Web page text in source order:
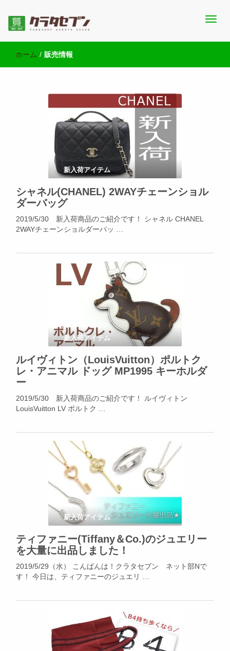
池袋の質屋クラタセブン 公式BLOG
績・販売商品情報や雑記をお届けします。
ホーム / 販売情報
新入荷アイテム
シャネル(CHANEL) 2WAYチェーンショル
ダーバッグ
2019/5/30 新入荷商品のご紹介です！ シャネル CHANEL
2WAYチェーンショルダーバッ …
新入荷アイテム
ルイヴィトン（LouisVuitton）ポルトク
レ・アニマル ドッグ MP1995 キーホルダ
ー
2019/5/30 新入荷商品のご紹介です！ ルイヴィトン
LouisVuitton LV ポルトク …
新入荷アイテム
ティファニー(Tiffany＆Co.)のジュエリー
を大量に出品しました！
2019/5/29（水） こんばんは！クラタセブン ネット部Nで
す！ 今日は、ティファニーのジュエリ …